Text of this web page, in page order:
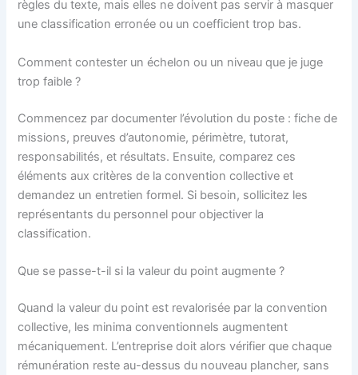
règles du texte, mais elles ne doivent pas servir à masquer
une classification erronée ou un coefficient trop bas.
Comment contester un échelon ou un niveau que je juge
trop faible ?
Commencez par documenter l’évolution du poste : fiche de
missions, preuves d’autonomie, périmètre, tutorat,
responsabilités, et résultats. Ensuite, comparez ces
éléments aux critères de la convention collective et
demandez un entretien formel. Si besoin, sollicitez les
représentants du personnel pour objectiver la
classification.
Que se passe-t-il si la valeur du point augmente ?
Quand la valeur du point est revalorisée par la convention
collective, les minima conventionnels augmentent
mécaniquement. L’entreprise doit alors vérifier que chaque
rémunération reste au-dessus du nouveau plancher, sans